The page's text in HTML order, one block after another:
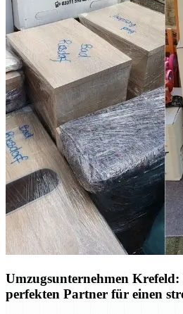
Umzugsunternehmen Krefeld:
perfekten Partner für einen